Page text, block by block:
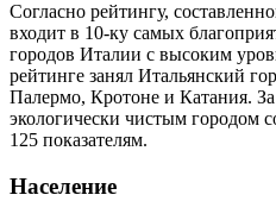
Согласно рейтингу,
входит в 10-ку самых
городов Италии с высоким
рейтинге занял Итальянский
Палермо, Кротоне и Катания.
экологически чистым городом
125 показателям.
Население